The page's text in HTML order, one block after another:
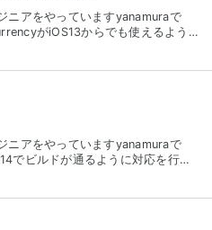
ニアをやっていますyanamuraで
がiOS13からでも使えるよう…
ニアをやっていますyanamuraで
でビルドが通るように対応を行…